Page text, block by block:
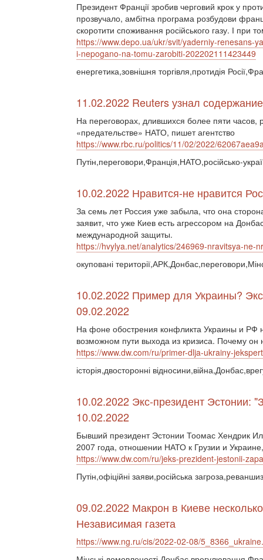
Президент Франції зробив черговий крок у
прозвучало, амбітна програма розбудови
скоротити споживання російського газу. І при
https://www.depo.ua/ukr/svit/yaderniy-renesans-
i-nepogano-na-tomu-zarobiti-202202111423449
енергетика,зовнішня торгівля,протидія
11.02.2022 Reuters узнал
На переговорах, длившихся более пяти часов,
«предательстве» НАТО, пишет агентство
https://www.rbc.ru/politics/11/02/2022/
Путін,переговори,Франція,НАТО,російсько-
10.02.2022 Нравится-не нравится
За семь лет Россия уже забыла, что она
заявит, что уже Киев есть агрессором на
международной защиты.
https://hvylya.net/analytics/246969-nravitsya-ne-
окуповані
10.02.2022 Пример для Украины?
09.02.2022
На фоне обострения конфликта Украины и РФ
возможном пути выхода из кризиса. Почему
https://www.dw.com/ru/primer-dlja-ukrainy-
історія,двосторонні
10.02.2022 Экс-президент Эстонии:
10.02.2022
Бывший президент Эстонии Тоомас Хендрик
2007 года, отношении НАТО к Грузии и
https://www.dw.com/ru/jeks-prezident-jestonii-
Путін,офіційні заяви,російська
09.02.2022 Макрон в Киеве
Независимая газета
https://www.ng.ru/cis/2022-02-08/